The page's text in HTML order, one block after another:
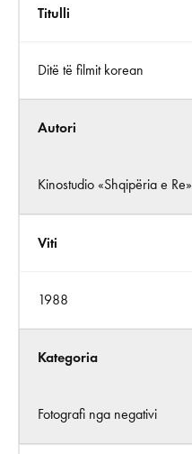
Titulli
Ditë të filmit korean
Autori
Kinostudio «Shqipëria e Re»
Viti
1988
Kategoria
Fotografi nga negativi